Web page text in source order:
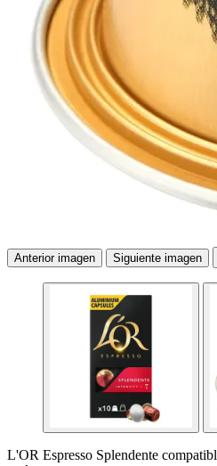
Anterior imagen Siguiente imagen
L'OR Espresso Splendente